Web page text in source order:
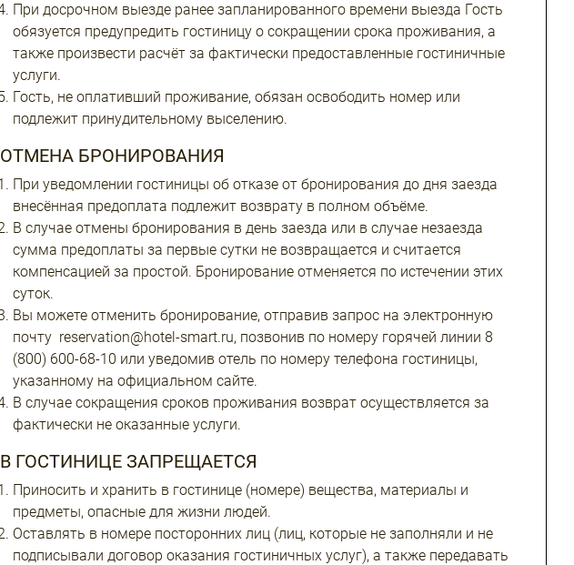
При досрочном выезде ранее запланированного времени выезда Гость
обязуется предупредить гостиницу о сокращении срока проживания, а
также произвести расчёт за фактически предоставленные гостиничные
услуги.
Гость, не оплативший проживание, обязан освободить номер или
подлежит принудительному выселению.
ОТМЕНА БРОНИРОВАНИЯ
При уведомлении гостиницы об отказе от бронирования до дня заезда
внесённая предоплата подлежит возврату в полном объёме.
В случае отмены бронирования в день заезда или в случае незаезда
сумма предоплаты за первые сутки не возвращается и считается
компенсацией за простой. Бронирование отменяется по истечении этих
суток.
Вы можете отменить бронирование, отправив запрос на электронную
почту reservation@hotel-smart.ru, позвонив по номеру горячей линии 8
(800) 600-68-10 или уведомив отель по номеру телефона гостиницы,
указанному на официальном сайте.
В случае сокращения сроков проживания возврат осуществляется за
фактически не оказанные услуги.
В ГОСТИНИЦЕ ЗАПРЕЩАЕТСЯ
Приносить и хранить в гостинице (номере) вещества, материалы и
предметы, опасные для жизни людей.
Оставлять в номере посторонних лиц (лиц, которые не заполняли и не
подписывали договор оказания гостиничных услуг), а также передавать